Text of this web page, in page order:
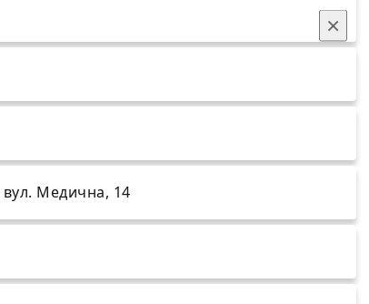
×
вул. Медична, 14